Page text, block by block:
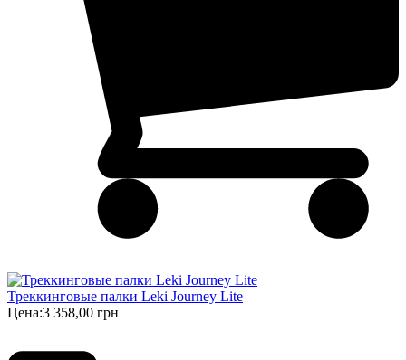
Треккинговые палки Leki Journey Lite
Цена:3 358,00 грн